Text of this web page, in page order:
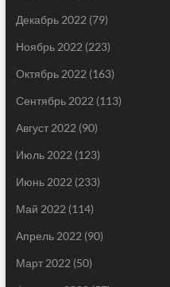
Декабрь 2022 (79)
Ноябрь 2022 (223)
Октябрь 2022 (163)
Сентябрь 2022 (113)
Август 2022 (90)
Июль 2022 (123)
Июнь 2022 (233)
Май 2022 (114)
Апрель 2022 (90)
Март 2022 (50)